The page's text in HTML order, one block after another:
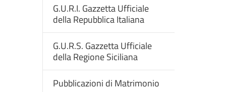
G.U.R.I. Gazzetta Ufficiale
della Repubblica Italiana
G.U.R.S. Gazzetta Ufficiale
della Regione Siciliana
Pubblicazioni di Matrimonio